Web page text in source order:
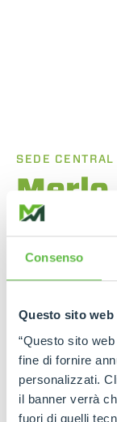
Consenso
Questo sito
“Questo sito
fine di fornire
personalizzati.
il banner verrà
fuori di quelli
SEDE CENTRAL
Merlo
Via Nazionale, 9 -
S. Defendente di